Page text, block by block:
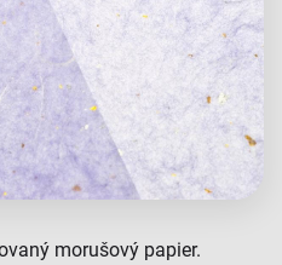
morušový papier.